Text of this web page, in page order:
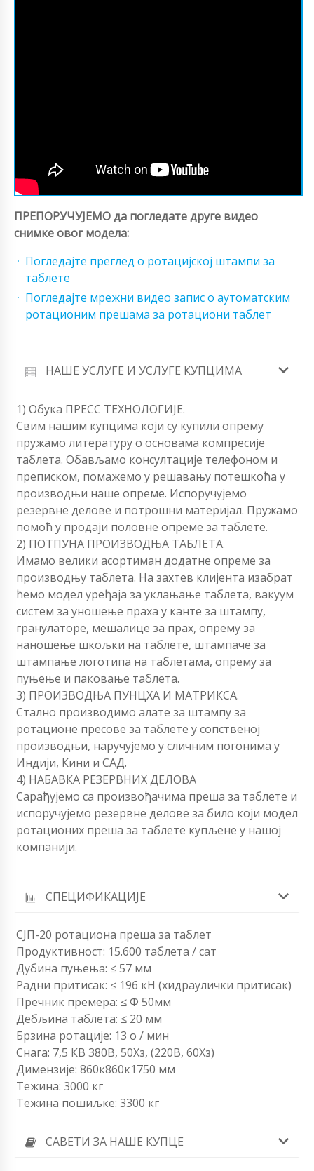
ПРЕПОРУЧУЈЕМО да погледате друге видео
снимке овог модела:
Погледајте преглед о ротацијској штампи за
таблете
Погледајте мрежни видео запис о аутоматским
ротационим прешама за ротациони таблет
НАШЕ УСЛУГЕ И УСЛУГЕ КУПЦИМА
1) Обука ПРЕСС ТЕХНОЛОГИЈЕ.
Свим нашим купцима који су купили опрему
пружамо литературу о основама компресије
таблета. Обављамо консултације телефоном и
преписком, помажемо у решавању потешкоћа у
производњи наше опреме. Испоручујемо
резервне делове и потрошни материјал. Пружамо
помоћ у продаји половне опреме за таблете.
2) ПОТПУНА ПРОИЗВОДЊА ТАБЛЕТА.
Имамо велики асортиман додатне опреме за
производњу таблета. На захтев клијента изабрат
ћемо модел уређаја за уклањање таблета, вакуум
систем за уношење праха у канте за штампу,
гранулаторе, мешалице за прах, опрему за
наношење шкољки на таблете, штампаче за
штампање логотипа на таблетама, опрему за
пуњење и паковање таблета.
3) ПРОИЗВОДЊА ПУНЦХА И МАТРИКСА.
Стално производимо алате за штампу за
ротационе пресове за таблете у сопственој
производњи, наручујемо у сличним погонима у
Индији, Кини и САД.
4) НАБАВКА РЕЗЕРВНИХ ДЕЛОВА
Сарађујемо са произвођачима преша за таблете и
испоручујемо резервне делове за било који модел
ротационих преша за таблете купљене у нашој
компанији.
СПЕЦИФИКАЦИЈЕ
СЈП-20 ротациона преша за таблет
Продуктивност: 15.600 таблета / сат
Дубина пуњења: ≤ 57 мм
Радни притисак: ≤ 196 кН (хидраулички притисак)
Пречник премера: ≤ Φ 50мм
Дебљина таблета: ≤ 20 мм
Брзина ротације: 13 о / мин
Снага: 7,5 КВ 380В, 50Хз, (220В, 60Хз)
Димензије: 860к860к1750 мм
Тежина: 3000 кг
Тежина пошиљке: 3300 кг
САВЕТИ ЗА НАШЕ КУПЦЕ